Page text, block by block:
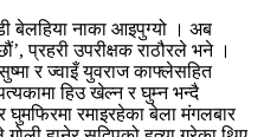
बेलहिया नाका आइपुग्यो । अब
प्रहरी उपरीक्षक राठौरले भने ।
र ज्वाइँ युवराज काफ्लेसहित
हिउ खेल्न र घुम्न भन्दै
रमाइरहेका बेला मंगलबार